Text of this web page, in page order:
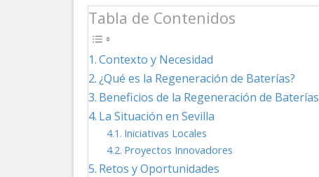
Tabla de Contenidos
Contexto y Necesidad
¿Qué es la Regeneración de Baterías?
Beneficios de la Regeneración de Baterías
La Situación en Sevilla
Iniciativas Locales
Proyectos Innovadores
Retos y Oportunidades